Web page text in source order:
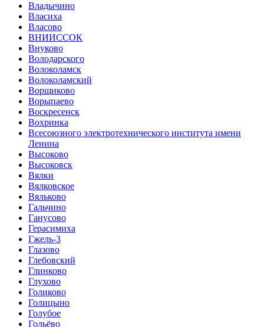
Владычино
Власиха
Власово
ВНИИССОК
Внуково
Володарского
Волоколамск
Волоколамский
Ворщиково
Ворыпаево
Воскресенск
Вохринка
Всесоюзного электротехнического института имени
Ленина
Высоково
Высоковск
Вялки
Вялковское
Вяльково
Гальчино
Ганусово
Герасимиха
Гжель-3
Глазово
Глебовский
Глинково
Глухово
Голиково
Голицыно
Голубое
Гольёво